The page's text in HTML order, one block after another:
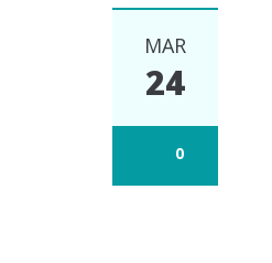
MAR
24
0